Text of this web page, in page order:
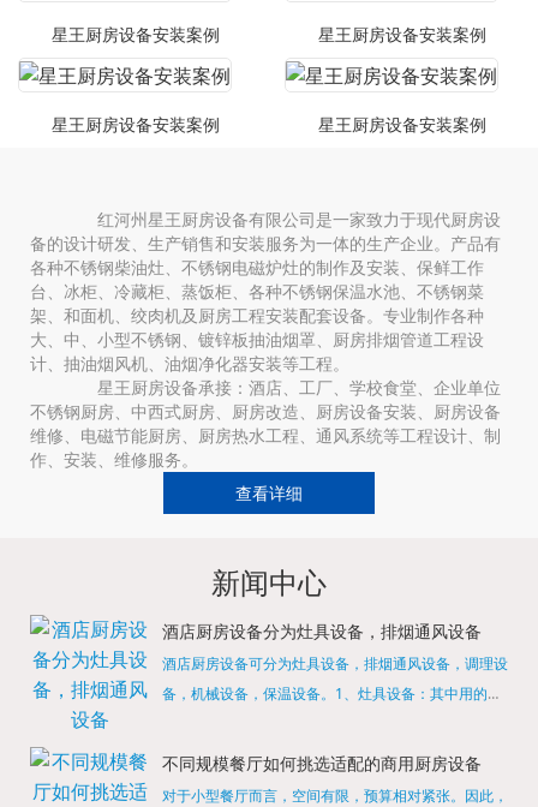
星王厨房设备安装案例 星王厨房设备安装案例
星王厨房设备安装案例 星王厨房设备安装案例
红河州星王厨房设备有限公司是一家致力于现代厨房设
备的设计研发、生产销售和安装服务为一体的生产企业。产品有
各种不锈钢柴油灶、不锈钢电磁炉灶的制作及安装、保鲜工作
台、冰柜、冷藏柜、蒸饭柜、各种不锈钢保温水池、不锈钢菜
架、和面机、绞肉机及厨房工程安装配套设备。专业制作各种
大、中、小型不锈钢、镀锌板抽油烟罩、厨房排烟管道工程设
计、抽油烟风机、油烟净化器安装等工程。
星王厨房设备承接：酒店、工厂、学校食堂、企业单位
不锈钢厨房、中西式厨房、厨房改造、厨房设备安装、厨房设备
维修、电磁节能厨房、厨房热水工程、通风系统等工程设计、制
作、安装、维修服务。
查看详细
新闻中心
酒店厨房设备分为灶具设备，排烟通风设备
酒店厨房设备可分为灶具设备，排烟通风设备，调理设
备，机械设备，保温设备。1、灶具设备：其中用的较
缺少的，经过相关检测证明的合格设备才能进行使用，
不同规模餐厅如何挑选适配的商用厨房设备
对于小型餐厅而言，空间有限，预算相对紧张。因此，